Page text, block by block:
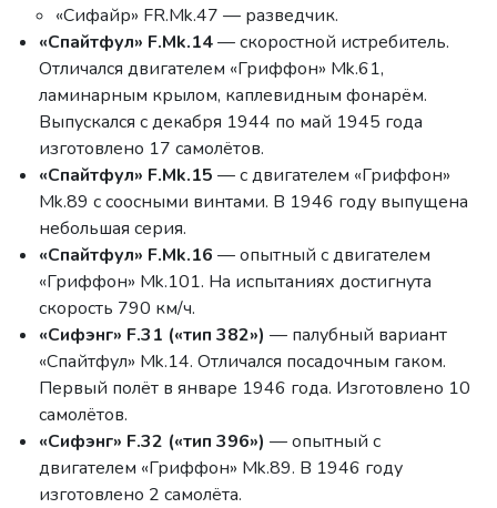
«Сифайр» FR.Mk.47 — разведчик.
«Спайтфул» F.Mk.14— скоростной истребитель.
Отличался двигателем «Гриффон» Mk.61,
ламинарным крылом, каплевидным фонарём.
Выпускался с декабря 1944 по май 1945 года
изготовлено 17 самолётов.
«Спайтфул» F.Mk.15 — с двигателем «Гриффон»
Mk.89 с соосными винтами. В 1946 году выпущена
небольшая серия.
«Спайтфул» F.Mk.16 — опытный с двигателем
«Гриффон» Mk.101. На испытаниях достигнута
скорость 790 км/ч.
«Сифэнг» F.31 («тип 382») — палубный вариант
«Спайтфул» Mk.14. Отличался посадочным гаком.
Первый полёт в январе 1946 года. Изготовлено 10
самолётов.
«Сифэнг» F.32 («тип 396») — опытный с
двигателем «Гриффон» Mk.89. В 1946 году
изготовлено 2 самолёта.